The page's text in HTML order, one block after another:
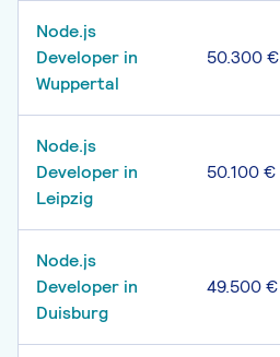
Node.js
Developer in
Wuppertal
50.300 €
Node.js
Developer in
Leipzig
50.100 €
Node.js
Developer in
Duisburg
49.500 €